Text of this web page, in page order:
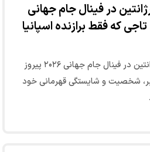
در فینال جام جهانی
(۲۹ تیر ۱۴۰۵) | تاجی که فقط برازنده اسپانیا
تیم ملی اسپانیا با شکست آرژانتین در فینال جام جهانی ۲۰۲۶ پیروز
شخصیت و شایستگی قهرمانی خود